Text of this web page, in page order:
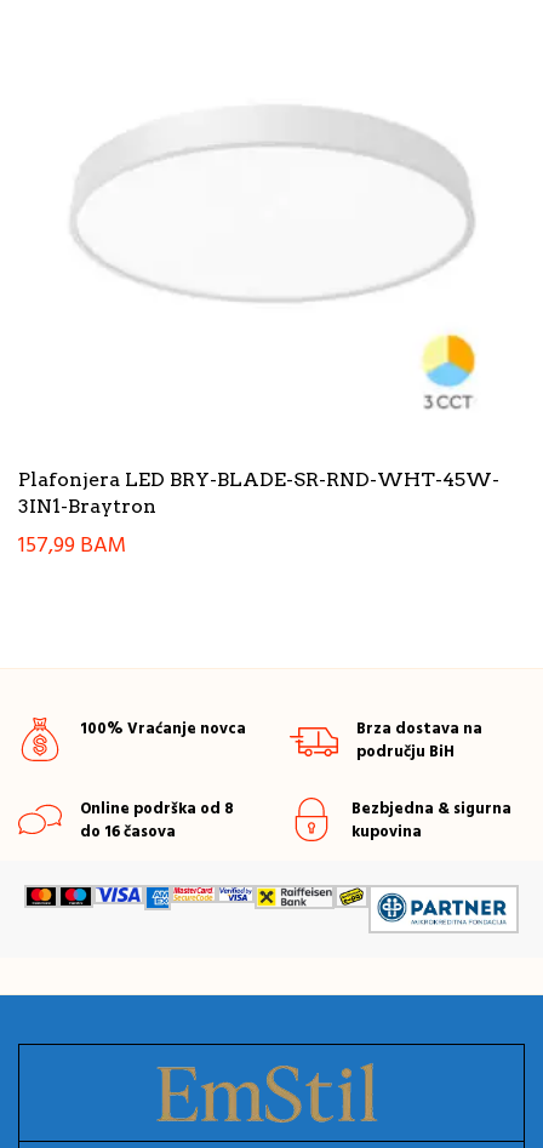
Plafonjera LED BRY-BLADE-SR-RND-WHT-45W-
3IN1-Braytron
157,99BAM
100% Vraćanje novca
Brza dostava na
području BiH
Online podrška od 8
do 16 časova
Bezbjedna & sigurna
kupovina